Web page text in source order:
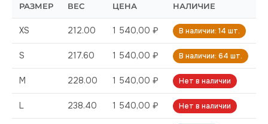
РАЗМЕР ВЕС ЦЕНА НАЛИЧИЕ
XS 212.00 1 540,00 ₽ В наличии: 14 шт.
S 217.60 1 540,00 ₽ В наличии: 64 шт.
M 228.00 1 540,00 ₽ Нет в наличии
L 238.40 1 540,00 ₽ Нет в наличии